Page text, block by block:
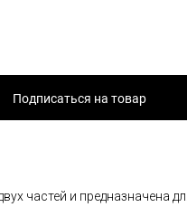
Подписаться на товар
частей и предназначена